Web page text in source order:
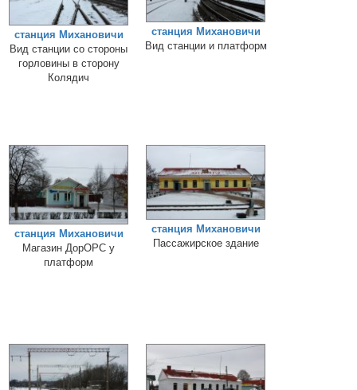
станция Михановичи
Вид станции со стороны
горловины в сторону
Колядич
станция Михановичи
Вид станции и платформ
станция Михановичи
Магазин ДорОРС у
платформ
станция Михановичи
Пассажирское здание